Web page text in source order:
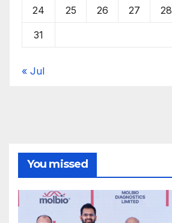
24 25 26 27 28
31
« Jul
You missed